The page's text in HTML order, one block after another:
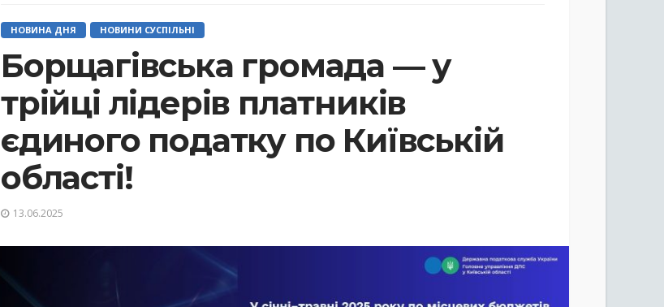
НОВИНА ДНЯ НОВИНИ СУСПІЛЬНІ
Борщагівська громада — у
трійці лідерів платників
єдиного податку по Київській
області!
13.06.2025